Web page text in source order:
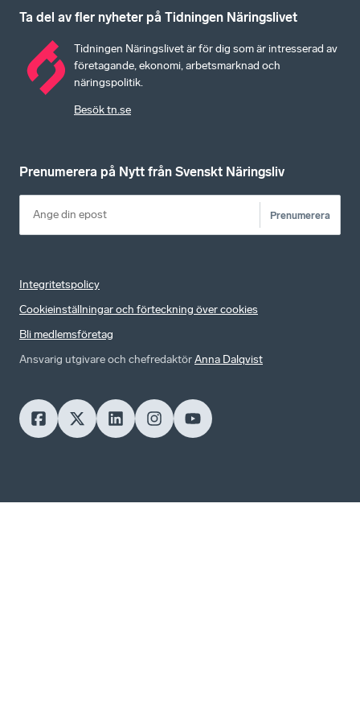
Ta del av fler nyheter på Tidningen Näringslivet
Tidningen Näringslivet är för dig som är intresserad av
företagande, ekonomi, arbetsmarknad och
näringspolitik.
Besök tn.se
Prenumerera på Nytt från Svenskt Näringsliv
Prenumerera
Integritetspolicy
Cookieinställningar och förteckning över cookies
Bli medlemsföretag
Ansvarig utgivare och chefredaktörAnna Dalqvist